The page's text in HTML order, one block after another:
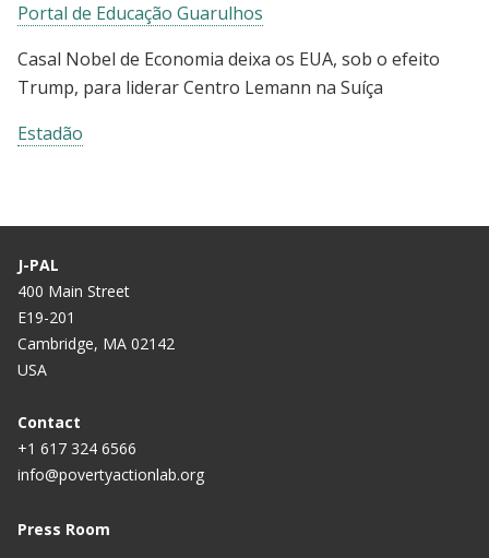
Portal de Educação Guarulhos
Casal Nobel de Economia deixa os EUA, sob o efeito
Trump, para liderar Centro Lemann na Suíça
Estadão
J-PAL
400 Main Street
E19-201
Cambridge, MA 02142
USA
Contact
+1 617 324 6566
info@povertyactionlab.org
Press Room